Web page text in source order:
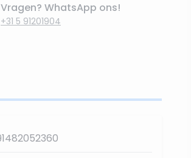
Vragen? WhatsApp ons!
+31 5 91201904